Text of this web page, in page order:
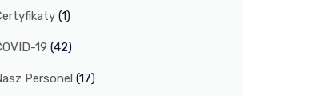
(1)
19 (42)
Personel (17)